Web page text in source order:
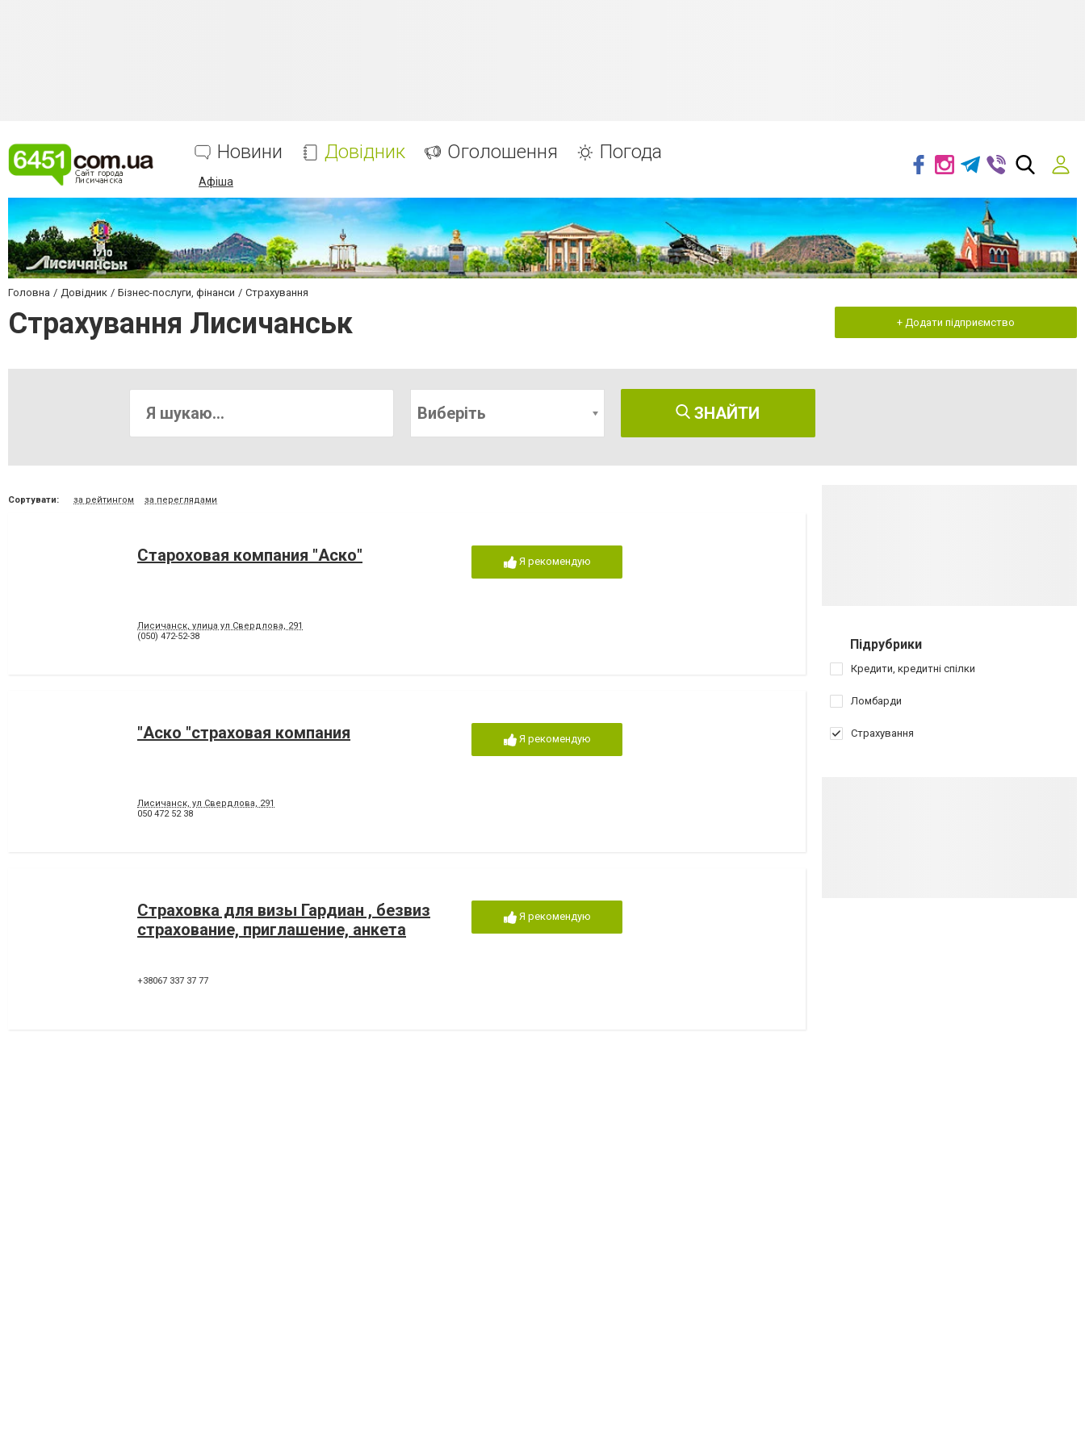
Новини Довідник Оголошення Погода
Афіша
Головна Довідник Бізнес-послуги, фінанси Страхування
Страхування Лисичанськ + Додати підприємство
Виберіть ЗНАЙТИ
Сортувати: за рейтингом за переглядами
Староховая компания "Аско"
Лисичанск, улица ул Свердлова, 291
(050) 472-52-38
Я рекомендую
"Аско "страховая компания
Лисичанск, ул Свердлова, 291
050 472 52 38
Я рекомендую
Страховка для визы Гардиан , безвиз
страхование, приглашение, анкета
+38067 337 37 77
Я рекомендую
Підрубрики
Кредити, кредитні спілки
Ломбарди
Страхування